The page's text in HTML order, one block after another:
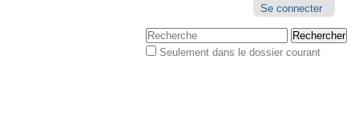
personnels
Se connecter
Chercher par
Seulement dans le dossier courant